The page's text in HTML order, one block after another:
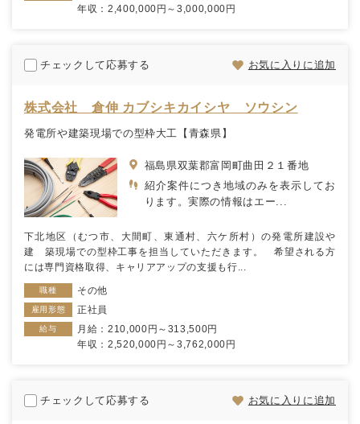
年収：2,400,000円～3,000,000円
チェックして応募する お気に入りに追加
株式会社 倉伸 カブシキカイシヤ ソウシン
発電所や建築現場での型枠大工【青森県】
福島県双葉郡富岡町曲田２１番地
紹介案件につき地域のみを表示してお
ります。実際の情報はエー...
下北地区（むつ市、大間町、東通村、六ケ所村）の発電所建設や
建 築現場での型枠工事を担当していただきます。 希望される方
には専門資格取得、キャリアアップの支援も行...
職種 その他
雇用形態 正社員
給与
月給：210,000円～313,500円
年収：2,520,000円～3,762,000円
チェックして応募する お気に入りに追加